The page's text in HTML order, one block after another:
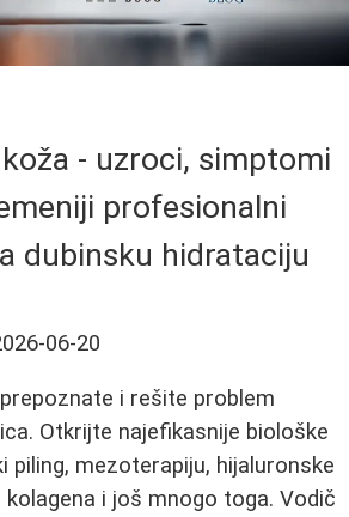
- uzroci, simptomi
profesionalni
dubinsku hidrataciju
06-20
i rešite problem
Otkrijte najefikasnije biološke
piling, mezoterapiju, hijaluronske
i još mnogo toga. Vodič